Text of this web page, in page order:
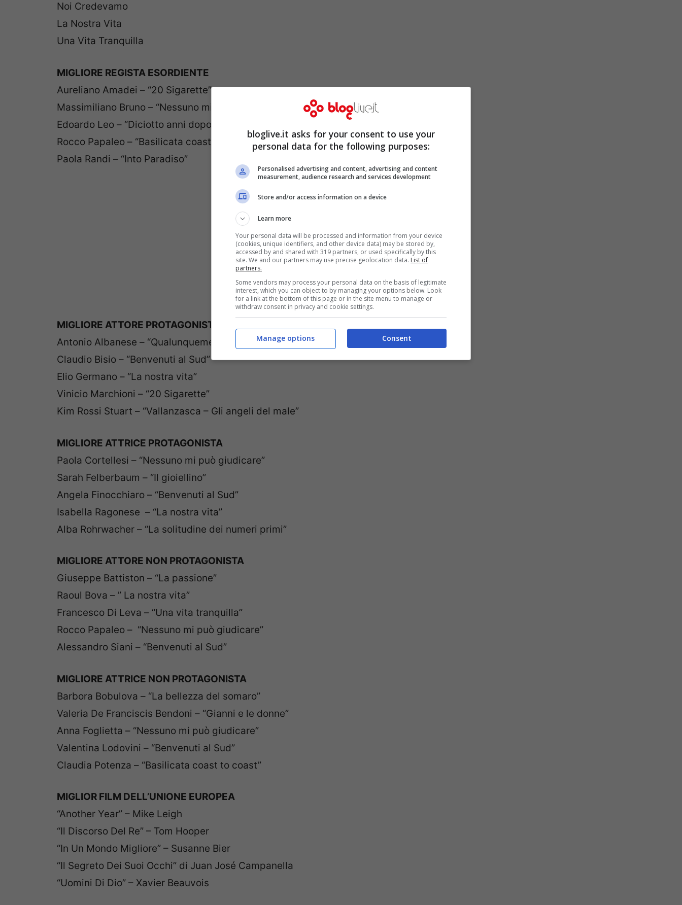
Noi Credevamo
La Nostra Vita
Una Vita Tranquilla
MIGLIORE REGISTA ESORDIENTE
Aureliano Amadei – “20 Sigarette”
Massimiliano Bruno – “Nessuno mi può giudicare”
Edoardo Leo – “Diciotto anni dopo”
Rocco Papaleo – “Basilicata coast to coast”
Paola Randi – “Into Paradiso”
MIGLIORE ATTORE PROTAGONISTA
Antonio Albanese – “Qualunquemente”
Claudio Bisio – “Benvenuti al Sud”
Elio Germano – “La nostra vita”
Vinicio Marchioni – “20 Sigarette”
Kim Rossi Stuart – “Vallanzasca – Gli angeli del male”
MIGLIORE ATTRICE PROTAGONISTA
Paola Cortellesi – “Nessuno mi può giudicare”
Sarah Felberbaum – “Il gioiellino”
Angela Finocchiaro – “Benvenuti al Sud”
Isabella Ragonese – “La nostra vita”
Alba Rohrwacher – “La solitudine dei numeri primi”
MIGLIORE ATTORE NON PROTAGONISTA
Giuseppe Battiston – “La passione”
Raoul Bova – ” La nostra vita”
Francesco Di Leva – “Una vita tranquilla”
Rocco Papaleo – “Nessuno mi può giudicare”
Alessandro Siani – “Benvenuti al Sud”
MIGLIORE ATTRICE NON PROTAGONISTA
Barbora Bobulova – “La bellezza del somaro”
Valeria De Franciscis Bendoni – “Gianni e le donne”
Anna Foglietta – “Nessuno mi può giudicare”
Valentina Lodovini – “Benvenuti al Sud”
Claudia Potenza – “Basilicata coast to coast”
MIGLIOR FILM DELL’UNIONE EUROPEA
“Another Year” – Mike Leigh
“Il Discorso Del Re” – Tom Hooper
“In Un Mondo Migliore” – Susanne Bier
“Il Segreto Dei Suoi Occhi” di Juan José Campanella
“Uomini Di Dio” – Xavier Beauvois
bloglive.it asks for your consent to use your
personal data for the following purposes:
Personalised advertising and content, advertising and content
measurement, audience research and services development
Store and/or access information on a device
Learn more
Your personal data will be processed and information from your device
(cookies, unique identifiers, and other device data) may be stored by,
accessed by and shared with 319 partners, or used specifically by this
site. We and our partners may use precise geolocation data. List of
partners.
Some vendors may process your personal data on the basis of legitimate
interest, which you can object to by managing your options below. Look
for a link at the bottom of this page or in the site menu to manage or
withdraw consent in privacy and cookie settings.
Consent
Manage options